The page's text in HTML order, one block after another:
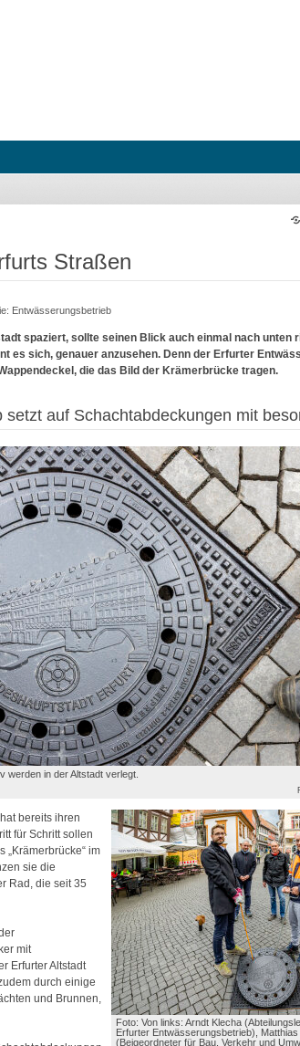
Straßen
Entwässerungsbetrieb
spaziert, sollte seinen Blick auch einmal nach unten
es sich, genauer anzusehen. Denn der Erfurter
die das Bild der Krämerbrücke tragen.
auf Schachtabdeckungen mit
werden in der Altstadt verlegt.
Foto: Von links: Arndt Klecha
Erfurter Entwässerungsbetrieb), Matthias
(Beigeordneter für Bau, Verkehr und
bereits ihren
für Schritt sollen
„Krämerbrücke“ im
sie die
Rad, die seit 35
mit
Erfurter Altstadt
durch einige
und Brunnen,